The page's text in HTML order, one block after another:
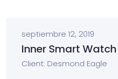
septiembre 12, 2019
Inner Smart Watch
Client: Desmond Eagle